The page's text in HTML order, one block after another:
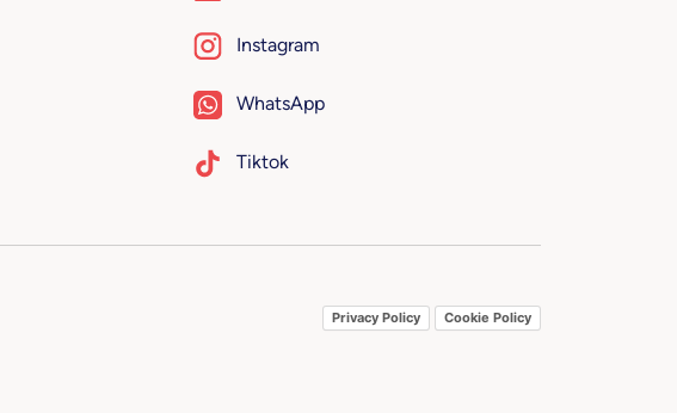
Instagram
WhatsApp
Tiktok
Privacy Policy Cookie Policy